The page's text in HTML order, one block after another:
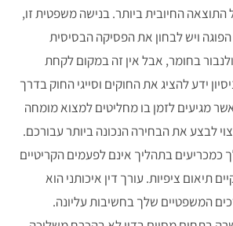
התוצאה החיובית ביותר. בנישה משפטית זו,
ויש לבחון את הפסיקה הבסיסית
בחומר, אבל אין זה במקום לקחת
ידע להציג את החוקים וסייגי החוק בדרך
מגיעים לזמן בו מחליטים למצוא מומחה
לבצע את הבחירה הנכונה ביותר עבורכם.
כמכריעים בתהליך אינם לפעמים הקריטיים
תיאום ציפיות. עורך דין איכותני הוא
המשפטיים שלך בחשיבות עליונה.